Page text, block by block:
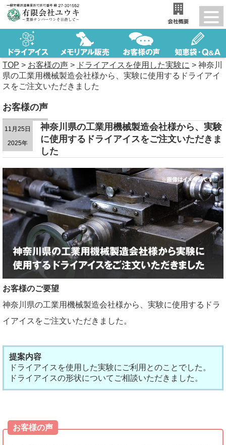
TOP > お客様の声 > ドライアイスを使用した実験に > 神奈川
県の工業用機械製造会社様から、実験に使用するドライアイ
スをご注文いただきました
お客様の声
11月25日
2025年
神奈川県の工業用機械製造会社様から、実験
に使用するドライアイスをご注文いただきま
した
お客様のご要望
神奈川県の工業用機械製造会社様から、実験に使用するドラ
イアイスをご注文いただきました。
提案内容
ドライアイスを使用した実験にご利用とのことでした。
ドライアイスの形状についてご相談いただきました。
お客様の声